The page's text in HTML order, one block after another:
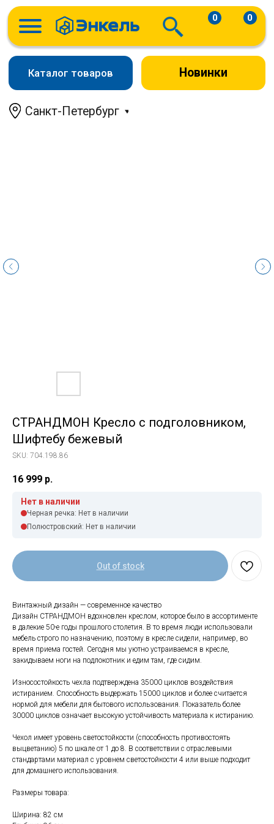
Новинки
Санкт-Петербург
СТРАНДМОН Кресло с подголовником,
Шифтебу бежевый
SKU: 704.198.86
16 999 р.
Нет в наличии
Черная речка: Нет в наличии
Полюстровский: Нет в наличии
Out of stock
Винтажный дизайн — современное качество
Дизайн СТРАНДМОН вдохновлен креслом, которое было в ассортименте
в далекие 50-е годы прошлого столетия. В то время люди использовали
мебель строго по назначению, поэтому в кресле сидели, например, во
время приема гостей. Сегодня мы уютно устраиваемся в кресле,
закидываем ноги на подлокотник и едим там, где сидим.
Износостойкость чехла подтверждена 35000 циклов воздействия
истиранием. Способность выдержать 15000 циклов и более считается
нормой для мебели для бытового использования. Показатель более
30000 циклов означает высокую устойчивость материала к истиранию.
Чехол имеет уровень светостойкости (способность противостоять
выцветанию) 5 по шкале от 1 до 8. В соответствии с отраслевыми
стандартами материал с уровнем светостойкости 4 или выше подходит
для домашнего использования.
Размеры товара:
Ширина: 82 см
Контакты
Свяжитесь с нами
Адреса магазинов